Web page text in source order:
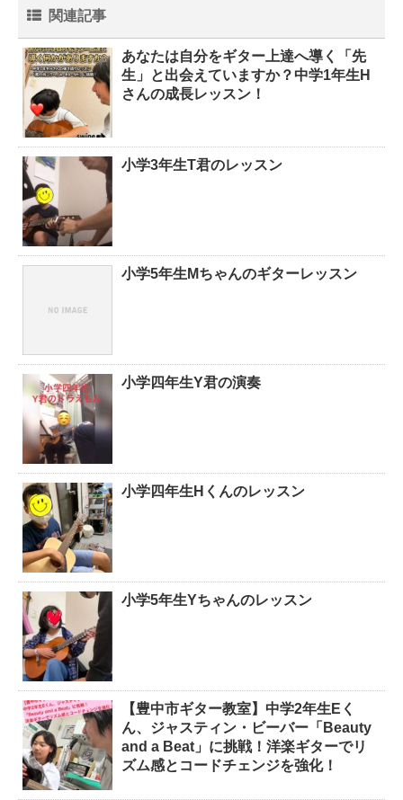
関連記事
あなたは自分をギター上達へ導く「先
生」と出会えていますか？中学1年生H
さんの成長レッスン！
小学3年生T君のレッスン
小学5年生Mちゃんのギターレッスン
小学四年生Y君の演奏
小学四年生Hくんのレッスン
小学5年生Yちゃんのレッスン
【豊中市ギター教室】中学2年生Eく
ん、ジャスティン・ビーバー「Beauty
and a Beat」に挑戦！洋楽ギターでリ
ズム感とコードチェンジを強化！